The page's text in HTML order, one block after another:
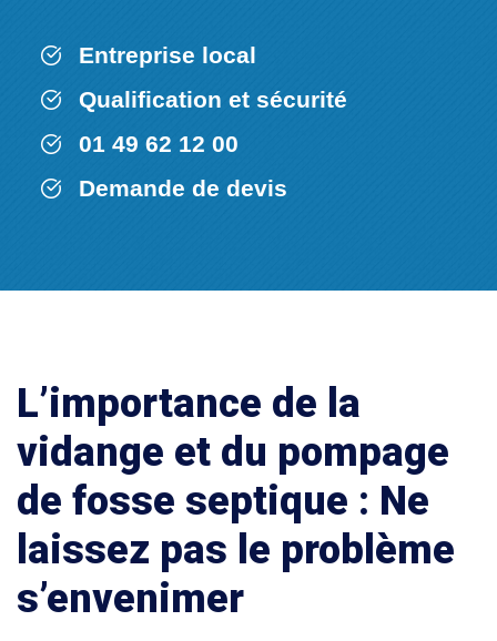
Entreprise local
Qualification et sécurité
01 49 62 12 00
Demande de devis
L’importance de la
vidange et du pompage
de fosse septique : Ne
laissez pas le problème
s’envenimer